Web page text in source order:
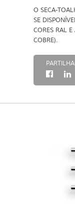
O SECA-
SE
CORES RAL
COBRE).